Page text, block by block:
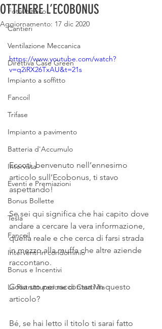
Fotovoltaico
Cantieri
Ventilazione Meccanica
Direttiva Case Green
Impianto a soffitto
Fancoil
Trifase
Impianto a pavimento
Batteria d'Accumulo
Intervista
Eventi e Premiazioni
Bonus Bollette
Tesla
Fancoil
Interventi in condominio
Bonus e Incentivi
La Ristrutturazione di Casa Mia
OTTENERE L’ECOBONUS
Aggiornamento: 17 dic 2020
https://www.youtube.com/watch?
v=q2iRX26TxAU&t=21s
Eccoti, benvenuto nell’ennesimo
articolo sull’Ecobonus, ti stavo
aspettando!
Se sei qui significa che hai capito dove
andare a cercare la vera informazione,
quella reale e che cerca di farsi strada
in mezzo alla muffa che altre aziende
raccontano.
Cosa sto per raccontarti in questo
articolo?
Bé, se hai letto il titolo ti sarai fatto